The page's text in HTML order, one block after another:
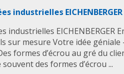
Découvrez sur notre
offre.
En savoir + :
Inox
industrielles EICHENBERGER
industrielles EICHENBERGER
sur mesure Votre idée
formes d’écrou au gré du
des formes d’écrou ...